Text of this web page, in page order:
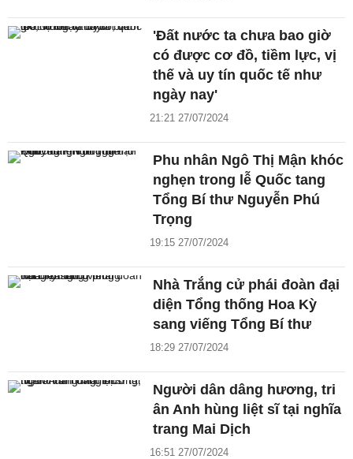
'Đất nước ta chưa bao giờ
có được cơ đồ, tiềm lực, vị
thế và uy tín quốc tế như
ngày nay'
21:21 27/07/2024
Phu nhân Ngô Thị Mận khóc
nghẹn trong lễ Quốc tang
Tổng Bí thư Nguyễn Phú
Trọng
19:15 27/07/2024
Nhà Trắng cử phái đoàn đại
diện Tổng thống Hoa Kỳ
sang viếng Tổng Bí thư
18:29 27/07/2024
Người dân dâng hương, tri
ân Anh hùng liệt sĩ tại nghĩa
trang Mai Dịch
16:51 27/07/2024